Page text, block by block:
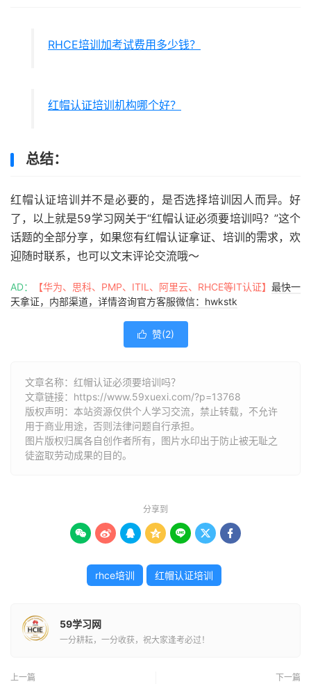
RHCE培训加考试费用多少钱？
红帽认证培训机构哪个好？
总结：
红帽认证培训并不是必要的，是否选择培训因人而异。好
了，以上就是59学习网关于“红帽认证必须要培训吗？”这个
话题的全部分享，如果您有红帽认证拿证、培训的需求，欢
迎随时联系，也可以文末评论交流哦～
AD： 【华为、思科、PMP、ITIL、阿里云、RHCE等IT认证】 最快一
天拿证，内部渠道，详情咨询官方客服微信：hwkstk
 赞(2)
文章名称：红帽认证必须要培训吗？
文章链接： https://www.59xuexi.com/?p=13768
版权声明：本站资源仅供个人学习交流，禁止转载，不允许
用于商业用途，否则法律问题自行承担。
图片版权归属各自创作者所有，图片水印出于防止被无耻之
徒盗取劳动成果的目的。
分享到
      
rhce培训 红帽认证培训
59学习网
一分耕耘，一分收获，祝大家逢考必过！
上一篇 下一篇